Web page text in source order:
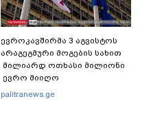
ევროკავშირმა 3 აგვისტოს
არაგეგმური მოგების სახით
მილიარდ ოთხასი მილიონი
ევრო მიიღო
palitranews.ge